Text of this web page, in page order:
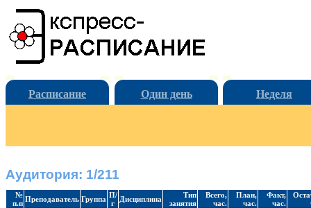
Расписание Один день Неделя
Аудитория: 1/211
№
п.п Преподаватель Группа П/
г
Дисциплина
Тип
занятия
Всего,
час.
План,
час.
Факт,
час.